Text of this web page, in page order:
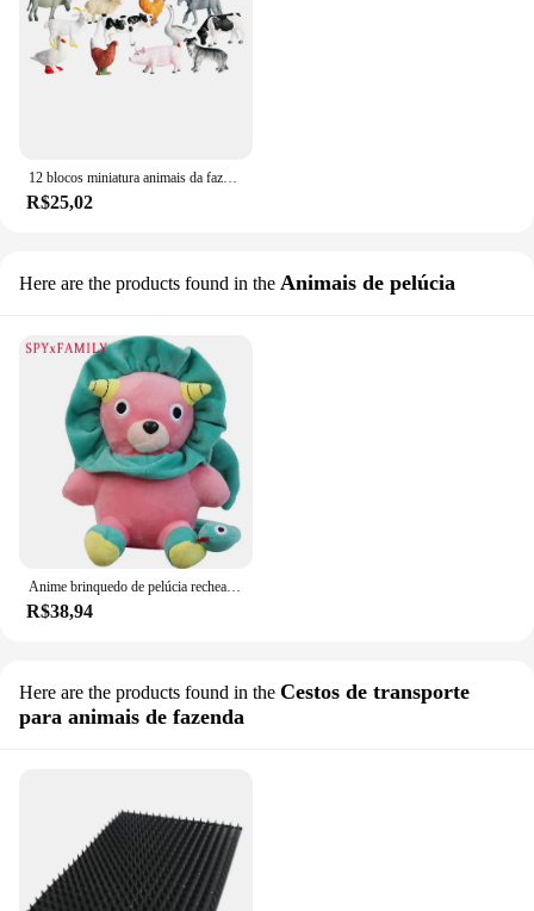
12 blocos miniatura animais da fazenda figuras brinquedos ajustados, animais plásticos domésticos realistas que aprendem brinquedos para crianças
R$25,02
Here are the products found in the Animais de pelúcia
Anime brinquedo de pelúcia recheado para crianças, quimera, leão, ania, espião x família, presente, doméstico, venda quente
R$38,94
Here are the products found in the Cestos de transporte
para animais de fazenda